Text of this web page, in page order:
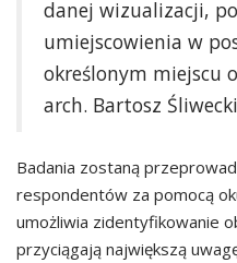
danej wizualizacji,
umiejscowienia w
określonym miejscu
arch. Bartosz
Badania zostaną
respondentów za pomocą
umożliwia zidentyfikowanie
przyciągają największą